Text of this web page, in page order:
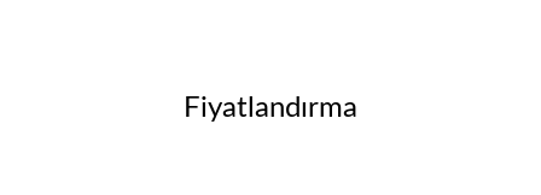
Fiyatlandırma